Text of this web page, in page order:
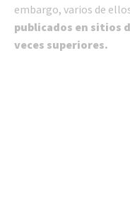
embargo, varios de
publicados en sitios
veces superiores.